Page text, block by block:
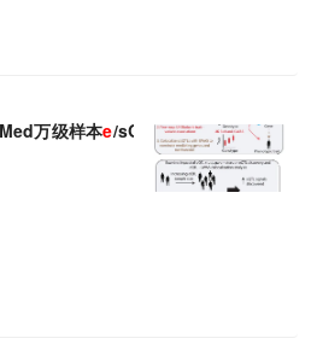
万级样本e/sQTL图谱，为GWAS“暗